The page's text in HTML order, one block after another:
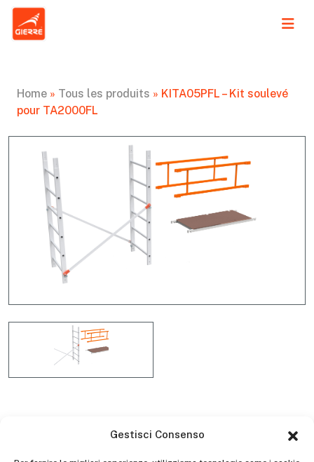
Gestisci Consenso
Home » Tous les produits » KITA05PFL – Kit soulevé
pour TA2000FL
KITA05PFL - Kit soulevé pour